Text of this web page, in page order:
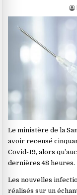
Le ministère de la
avoir recensé
Covid-19, alors
dernières 48 heures.
Les nouvelles
réalisés sur un